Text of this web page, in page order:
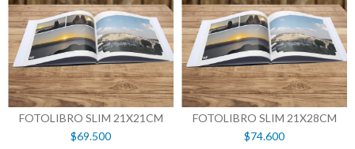
FOTOLIBRO SLIM 21X21CM
$69.500
FOTOLIBRO SLIM 21X28CM
$74.600